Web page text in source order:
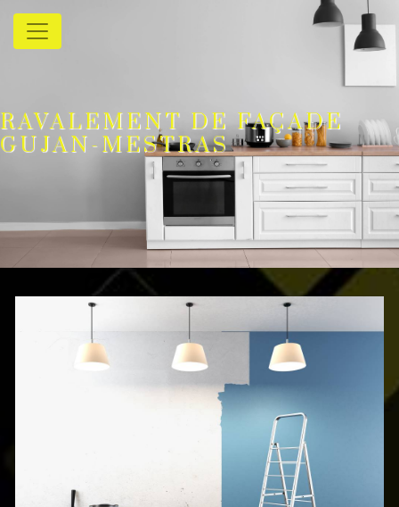
Panneau de gestion des cookies
RAVALEMENT DE FAÇADE
GUJAN-MESTRAS